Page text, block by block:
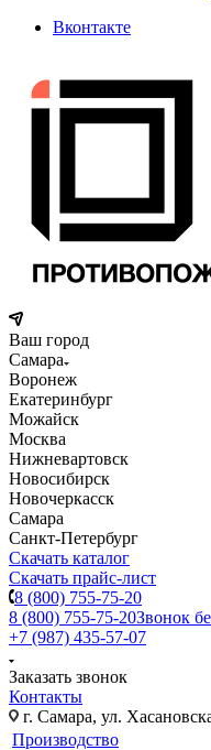
Вконтакте
Ваш город
Самара
Воронеж
Екатеринбург
Можайск
Москва
Нижневартовск
Новосибирск
Новочеркасск
Самара
Санкт-Петербург
Скачать каталог
Скачать прайс-лист
8 (800) 755-75-20
8 (800) 755-75-20Звонок
+7 (987) 435-57-07
Заказать звонок
Контакты
г. Самара, ул.
Производство